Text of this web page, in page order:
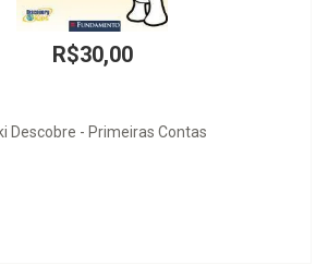
Concorrenza, Istituzioni